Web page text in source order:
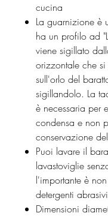
cucina
La guarnizione è
ha un profilo ad
viene sigillato
orizzontale che
sull'orlo del
sigillandolo. La
è necessaria per
condensa e non
conservazione
Puoi lavare il
lavastoviglie
l'importante è
detergenti
Dimensioni